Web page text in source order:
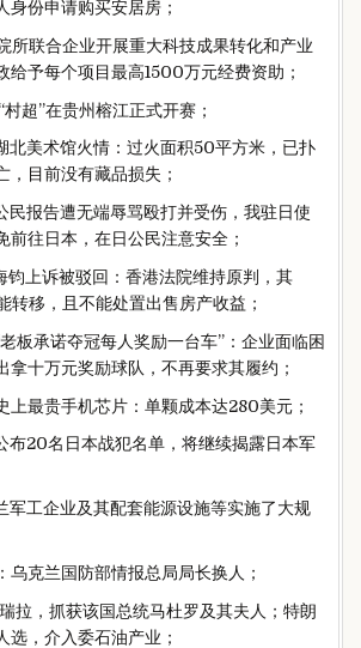
身份申请购买安居房；
所联合企业开展重大科技成果转化和产业
给予每个项目最高1500万元经费资助；
超”在贵州榕江正式开赛；
北美术馆火情：过火面积50平方米，已扑
，目前没有藏品损失；
民报告遭无端辱骂殴打并受伤，我驻日使
前往日本，在日公民注意安全；
钧上诉被驳回：香港法院维持原判，其
移，且不能处置出售房产收益；
板承诺夺冠每人奖励一台车”：企业面临困
拿十万元奖励球队，不再要求其履约；
上最贵手机芯片：单颗成本达280美元；
布20名日本战犯名单，将继续揭露日本军
军工企业及其配套能源设施等实施了大规
乌克兰国防部情报总局局长换人；
拉，抓获该国总统马杜罗及其夫人；特朗
选，介入委石油产业；